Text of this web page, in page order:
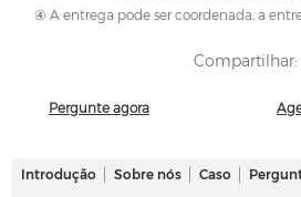
④ A entrega pode ser coordenada, a
Compartilhar:
Pergunte agora
Introdução Sobre nós Caso